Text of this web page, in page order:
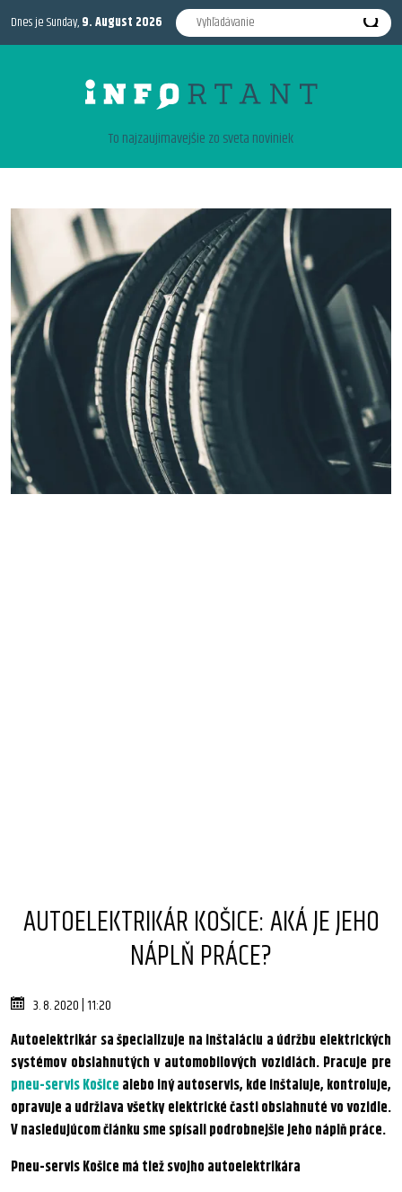
Dnes je Sunday,9. August 2026
To najzaujimavejšie zo sveta noviniek
AUTOELEKTRIKÁR KOŠICE: AKÁ JE JEHO
NÁPLŇ PRÁCE?
3. 8. 2020 | 11:20
Autoelektrikár sa špecializuje na inštaláciu a údržbu elektrických
systémov obsiahnutých v automobilových vozidlách. Pracuje pre
pneu-servis Košice alebo iný autoservis, kde inštaluje, kontroluje,
opravuje a udržiava všetky elektrické časti obsiahnuté vo vozidle.
V nasledujúcom článku sme spísali podrobnejšie jeho náplň práce.
Pneu-servis Košice má tiež svojho autoelektrikára